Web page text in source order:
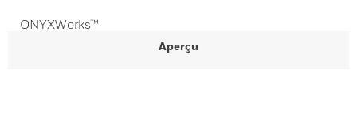
ONYXWorks™
Aperçu